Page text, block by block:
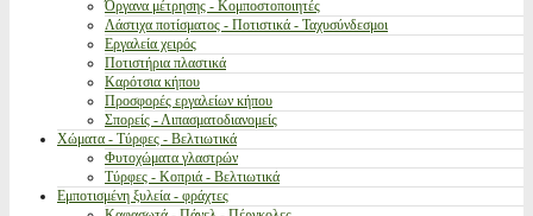
Όργανα μέτρησης - Κομποστοποιητές
Λάστιχα ποτίσματος - Ποτιστικά - Ταχυσύνδεσμοι
Εργαλεία χειρός
Ποτιστήρια πλαστικά
Καρότσια κήπου
Προσφορές εργαλείων κήπου
Σπορείς - Λιπασματοδιανομείς
Χώματα - Τύρφες - Βελτιωτικά
Φυτοχώματα γλαστρών
Τύρφες - Κοπριά - Βελτιωτικά
Εμποτισμένη ξυλεία - φράχτες